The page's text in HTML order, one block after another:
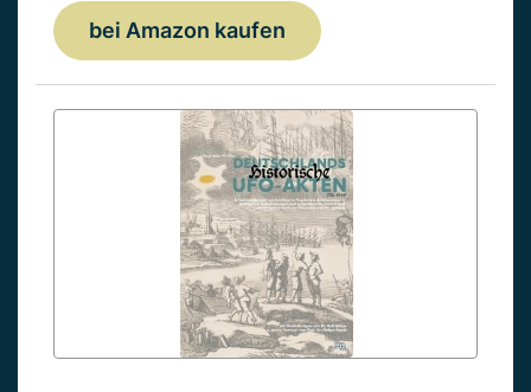
bei Amazon kaufen